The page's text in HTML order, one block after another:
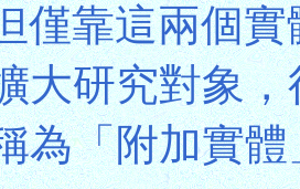
僅靠這兩個
大研究對象
為「附加實體